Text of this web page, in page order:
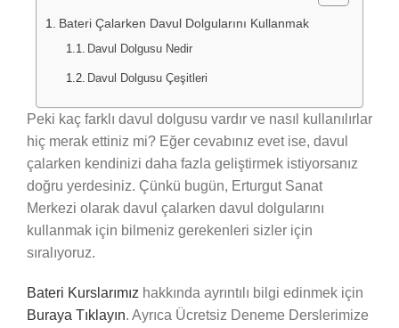
Bateri Çalarken Davul Dolgularını Kullanmak
Davul Dolgusu Nedir
Davul Dolgusu Çeşitleri
Peki kaç farklı davul dolgusu vardır ve nasıl kullanılırlar
hiç merak ettiniz mi? Eğer cevabınız evet ise, davul
çalarken kendinizi daha fazla geliştirmek istiyorsanız
doğru yerdesiniz. Çünkü bugün, Erturgut Sanat
Merkezi olarak davul çalarken davul dolgularını
kullanmak için bilmeniz gerekenleri sizler için
sıralıyoruz.
Bateri Kurslarımız hakkında ayrıntılı bilgi edinmek için
Buraya Tıklayın. Ayrıca Ücretsiz Deneme Derslerimize